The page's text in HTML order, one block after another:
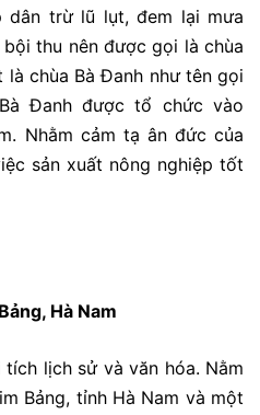
dân trừ lũ lụt, đem lại mưa
thu nên được gọi là chùa
chùa Bà Đanh như tên gọi
Đanh được tổ chức vào
Nhằm cảm tạ ân đức của
sản xuất nông nghiệp tốt
Hà Nam
lịch sử và văn hóa. Nằm
Bảng, tỉnh Hà Nam và một